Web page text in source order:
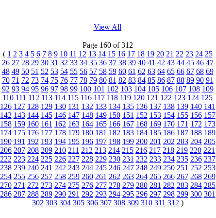
View All
Page 160 of 312
( 1 2 3 4 5 6 7 8 9 10 11 12 13 14 15 16 17 18 19 20 21 22 23 24 25
26 27 28 29 30 31 32 33 34 35 36 37 38 39 40 41 42 43 44 45 46 47
48 49 50 51 52 53 54 55 56 57 58 59 60 61 62 63 64 65 66 67 68 69
70 71 72 73 74 75 76 77 78 79 80 81 82 83 84 85 86 87 88 89 90 91
92 93 94 95 96 97 98 99 100 101 102 103 104 105 106 107 108 109
110 111 112 113 114 115 116 117 118 119 120 121 122 123 124 125
126 127 128 129 130 131 132 133 134 135 136 137 138 139 140 141
142 143 144 145 146 147 148 149 150 151 152 153 154 155 156 157
158 159 160 161 162 163 164 165 166 167 168 169 170 171 172 173
174 175 176 177 178 179 180 181 182 183 184 185 186 187 188 189
190 191 192 193 194 195 196 197 198 199 200 201 202 203 204 205
206 207 208 209 210 211 212 213 214 215 216 217 218 219 220 221
222 223 224 225 226 227 228 229 230 231 232 233 234 235 236 237
238 239 240 241 242 243 244 245 246 247 248 249 250 251 252 253
254 255 256 257 258 259 260 261 262 263 264 265 266 267 268 269
270 271 272 273 274 275 276 277 278 279 280 281 282 283 284 285
286 287 288 289 290 291 292 293 294 295 296 297 298 299 300 301
302 303 304 305 306 307 308 309 310 311 312 )